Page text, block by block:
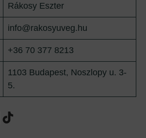
Rákosy Eszter
info@rakosyuveg.hu
+36 70 377 8213
1103 Budapest, Noszlopy u. 3-
5.